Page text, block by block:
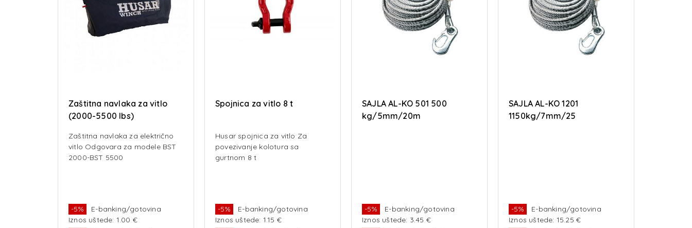
Zaštitna navlaka za vitlo
(2000-5500 lbs)
Zaštitna navlaka za električno
vitlo Odgovara za modele BST
2000-BST 5500
-5%
E-banking/gotovina
Iznos uštede: 1.00 €
Spojnica za vitlo 8 t
Husar spojnica za vitlo Za
povezivanje kolotura sa
gurtnom 8 t
-5%
E-banking/gotovina
Iznos uštede: 1.15 €
SAJLA AL-KO 501 500
kg/5mm/20m
-5%
E-banking/gotovina
Iznos uštede: 3.45 €
SAJLA AL-KO 1201
1150kg/7mm/25
-5%
E-banking/gotovina
Iznos uštede: 15.25 €